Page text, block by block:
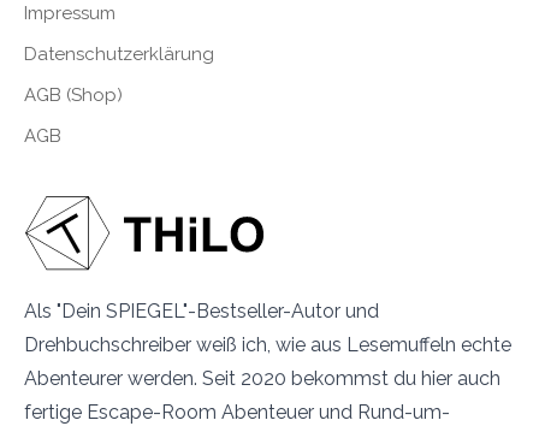
Als "Dein SPIEGEL"-Bestseller-Autor und
Drehbuchschreiber weiß ich, wie aus Lesemuffeln echte
Abenteurer werden. Seit 2020 bekommst du hier auch
fertige Escape-Room Abenteuer und Rund-um-
Impressum
Datenschutzerklärung
AGB (Shop)
AGB